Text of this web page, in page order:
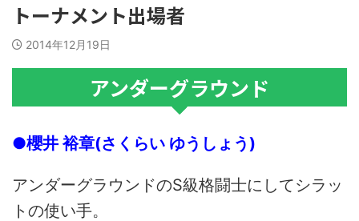
トーナメント出場者
2014年12月19日
アンダーグラウンド
●櫻井 裕章(さくらい ゆうしょう)
アンダーグラウンドのS級格闘士にしてシラッ
トの使い手。